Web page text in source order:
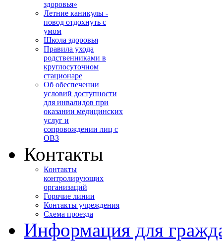
здоровья»
Летние каникулы -
повод отдохнуть с
умом
Школа здоровья
Правила ухода
родственниками в
круглосуточном
стационаре
Об обеспечении
условий доступности
для инвалидов при
оказании медицинских
услуг и
сопровождении лиц с
ОВЗ
Контакты
Контакты
контролирующих
организаций
Горячие линии
Контакты учреждения
Схема проезда
Информация для